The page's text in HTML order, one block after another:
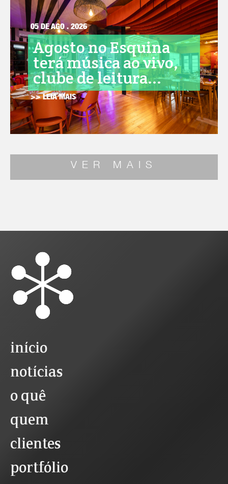
05 DE AGO . 2026
Agosto no Esquina
terá música ao vivo,
clube de leitura...
>> LEIA MAIS
VER MAIS
início
notícias
o quê
quem
clientes
portfólio